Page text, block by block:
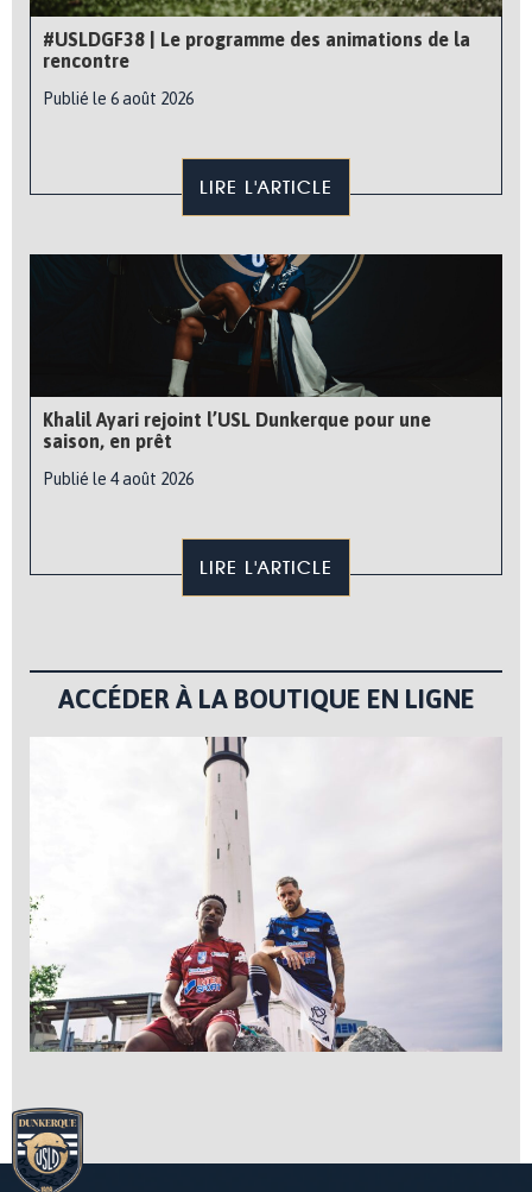
#USLDGF38 | Le programme des animations de la
rencontre
Publié le 6 août 2026
LIRE L'ARTICLE
Khalil Ayari rejoint l’USL Dunkerque pour une
saison, en prêt
Publié le 4 août 2026
LIRE L'ARTICLE
ACCÉDER À LA BOUTIQUE EN LIGNE